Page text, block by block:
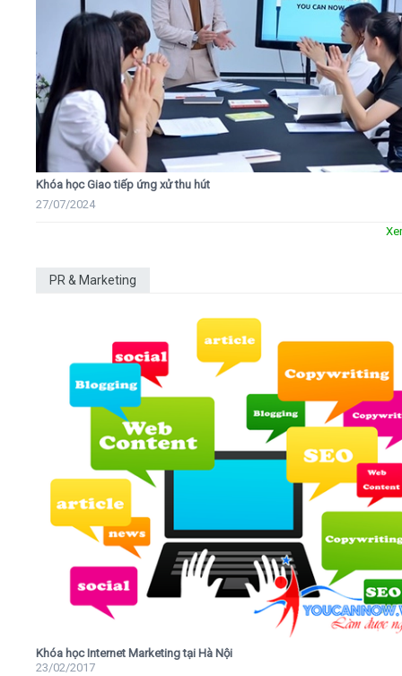
Khóa học Giao tiếp ứng xử thu hút
27/07/2024
PR & Marketing
Khóa học Internet Marketing tại Hà Nội
23/02/2017